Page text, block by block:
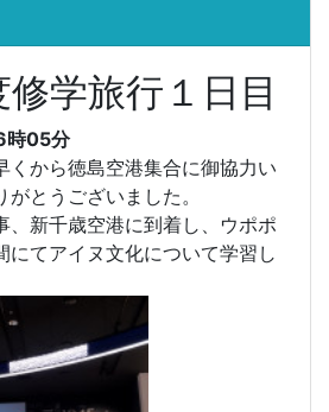
学旅行１日目
時05分
くから徳島空港集合に御協力い
とうございました。
、新千歳空港に到着し、ウポポ
にてアイヌ文化について学習し